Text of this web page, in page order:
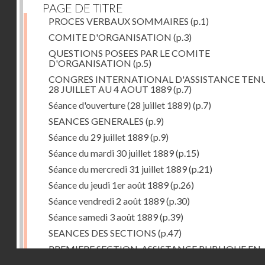
PAGE DE TITRE
PROCES VERBAUX SOMMAIRES (p.1)
COMITE D'ORGANISATION (p.3)
QUESTIONS POSEES PAR LE COMITE
D'ORGANISATION (p.5)
CONGRES INTERNATIONAL D'ASSISTANCE
28 JUILLET AU 4 AOUT 1889(p.7)
Séance d'ouverture (28 juillet 1889) (p.7)
SEANCES GENERALES (p.9)
Séance du 29 juillet 1889(p.9)
Séance du mardi 30 juillet 1889(p.15)
Séance du mercredi 31 juillet 1889(p.21)
Séance du jeudi 1er août 1889(p.26)
Séance vendredi 2 août 1889(p.30)
Séance samedi 3 août 1889(p.39)
SEANCES DES SECTIONS (p.47)
PREMIERE SECTION. ASSISTANCE PUBLIQUE EN